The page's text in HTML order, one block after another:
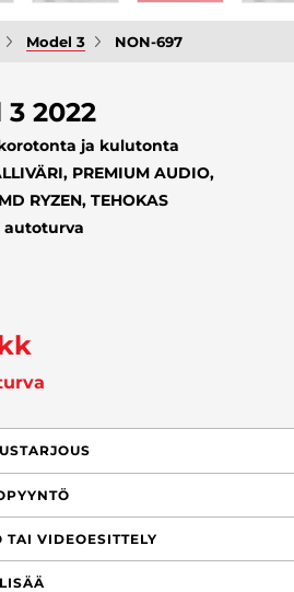
Model 3 NON-697
2022
ja kulutonta
PREMIUM AUDIO,
RYZEN, TEHOKAS
autoturva
TAI VIDEOESITTELY